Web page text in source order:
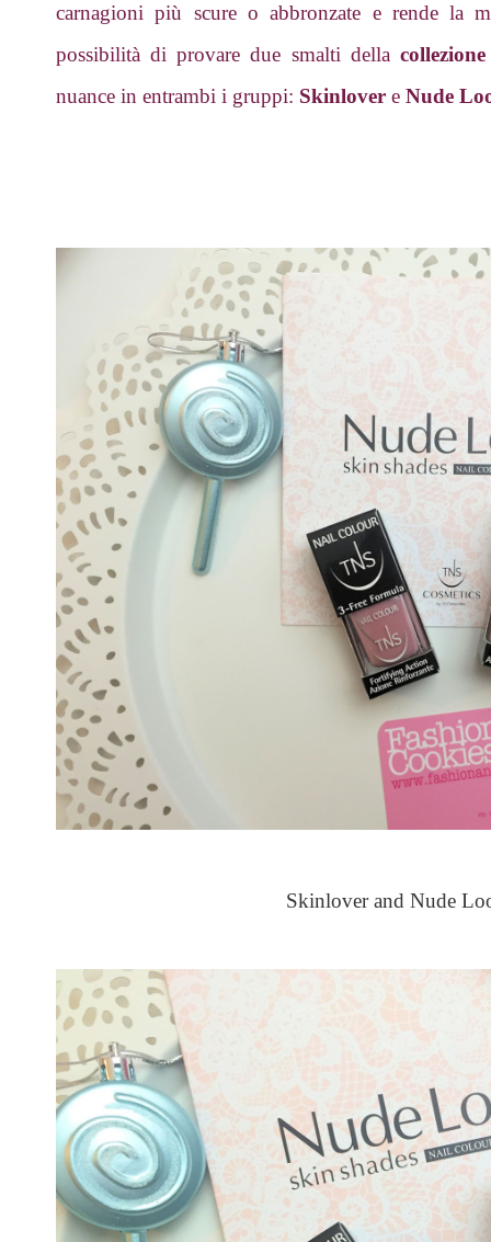
carnagioni più scure o abbronzate e rende la
possibilità di provare due smalti della
nuance in entrambi i gruppi: Skinlover e Nude
Skinlover and Nude